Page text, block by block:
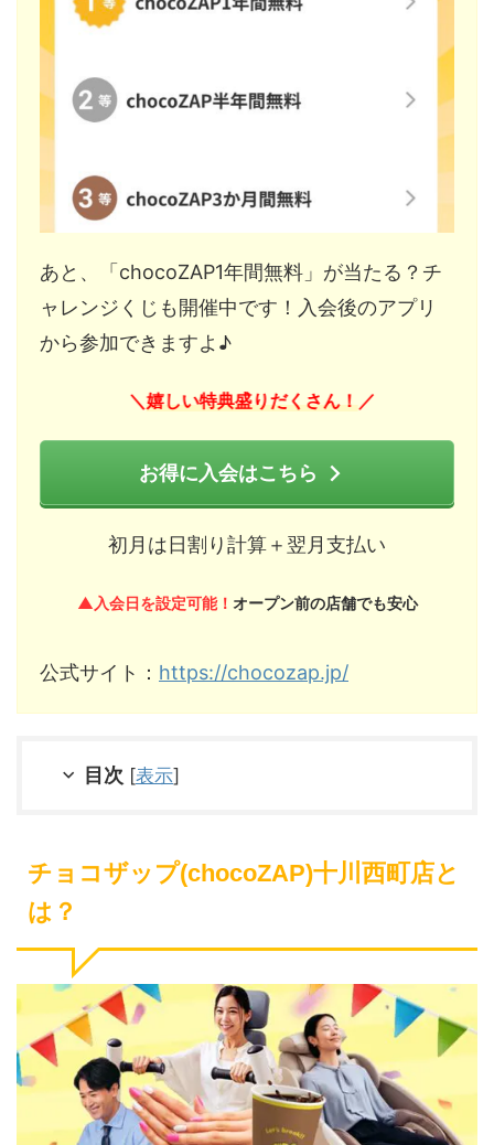
あと、「chocoZAP1年間無料」が当たる？チ
ャレンジくじも開催中です！入会後のアプリ
から参加できますよ♪
＼嬉しい特典盛りだくさん！ ／
お得に入会はこちら
初月は日割り計算＋翌月支払い
▲入会日を設定可能！ オープン前の店舗でも安心
公式サイト： https://chocozap.jp/
目次 [表示]
チョコザップ(chocoZAP)十川西町店と
は？